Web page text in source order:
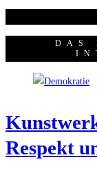
DAS
Respekt